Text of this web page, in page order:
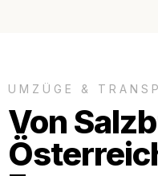
UMZÜGE &
Von